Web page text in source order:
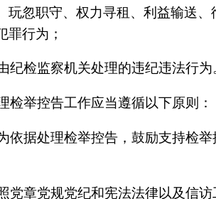
玩忽职守、权力寻租、利益输送、
罪行为；
纪检监察机关处理的违纪违法行为
举控告工作应当遵循以下原则：
依据处理检举控告，鼓励支持检
党章党规党纪和宪法法律以及信